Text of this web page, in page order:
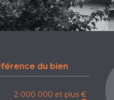
et
2 000 000 et plus €